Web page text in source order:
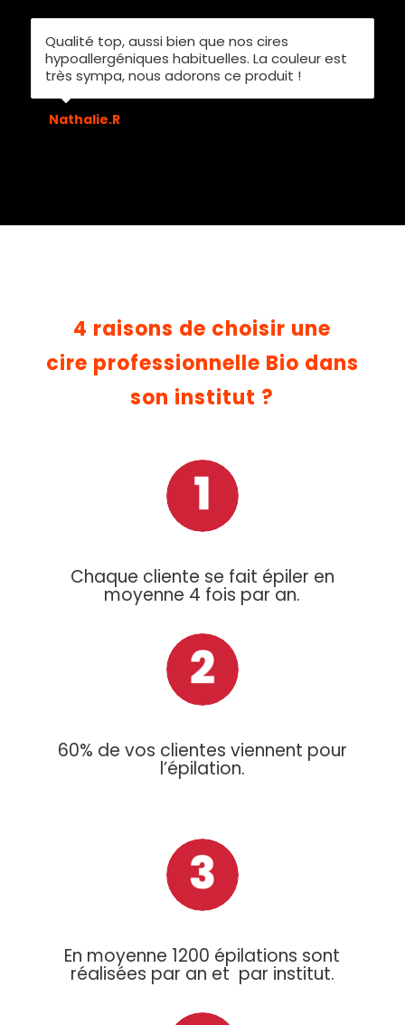
Qualité top, aussi bien que nos cires
hypoallergéniques habituelles. La couleur est
très sympa, nous adorons ce produit !
Nathalie.R
4 raisons de choisir une
cire professionnelle Bio dans
son institut ?
Chaque cliente se fait épiler en
moyenne 4 fois par an.
60% de vos clientes viennent pour
l’épilation.
En moyenne 1200 épilations sont
réalisées par an et par institut.